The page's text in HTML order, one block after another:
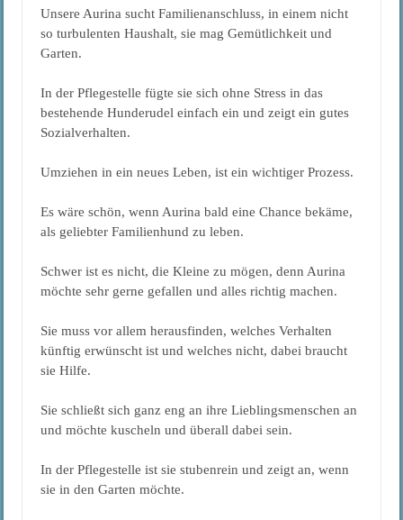
Unsere Aurina sucht Familienanschluss, in einem nicht
so turbulenten Haushalt, sie mag Gemütlichkeit und
Garten.
In der Pflegestelle fügte sie sich ohne Stress in das
bestehende Hunderudel einfach ein und zeigt ein gutes
Sozialverhalten.
Umziehen in ein neues Leben, ist ein wichtiger Prozess.
Es wäre schön, wenn Aurina bald eine Chance bekäme,
als geliebter Familienhund zu leben.
Schwer ist es nicht, die Kleine zu mögen, denn Aurina
möchte sehr gerne gefallen und alles richtig machen.
Sie muss vor allem herausfinden, welches Verhalten
künftig erwünscht ist und welches nicht, dabei braucht
sie Hilfe.
Sie schließt sich ganz eng an ihre Lieblingsmenschen an
und möchte kuscheln und überall dabei sein.
In der Pflegestelle ist sie stubenrein und zeigt an, wenn
sie in den Garten möchte.